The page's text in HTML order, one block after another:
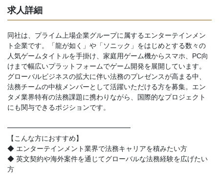
求人詳細
同社は、プライム上場企業グループに属するエンターテインメン
ト企業です。「龍が如く」や「ソニック」をはじめとする数々の
人気ゲームタイトルを手掛け、家庭用ゲーム機からスマホ、PC向
けまで幅広いプラットフォームでゲーム開発を展開しています。
グローバルビジネスの拡大に伴い法務のプレゼンスが高まる中、
法務チームの中核メンバーとして活躍いただける方を募集。エン
タメ業界特有の法務課題に携わりながら、国際的なプロジェクト
にも関与できるポジションです。
━━━━━━━━━━━━━━━━━━
【こんな方におすすめ】
◆ エンターテインメント業界で法務キャリアを積みたい方
◆ 英文契約や海外案件を通じてグローバルな法務経験を広げたい
方